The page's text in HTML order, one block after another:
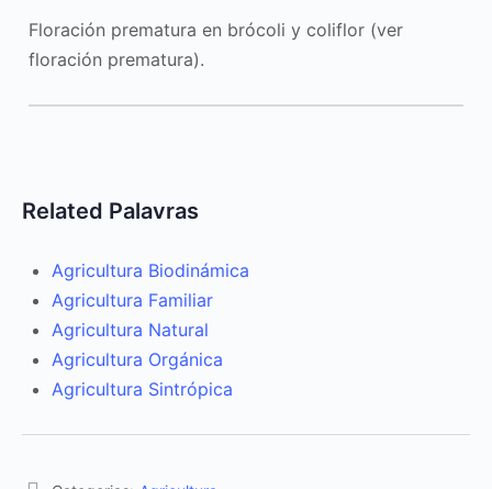
Floración prematura en brócoli y coliflor (ver
floración prematura).
Related Palavras
Agricultura Biodinámica
Agricultura Familiar
Agricultura Natural
Agricultura Orgánica
Agricultura Sintrópica